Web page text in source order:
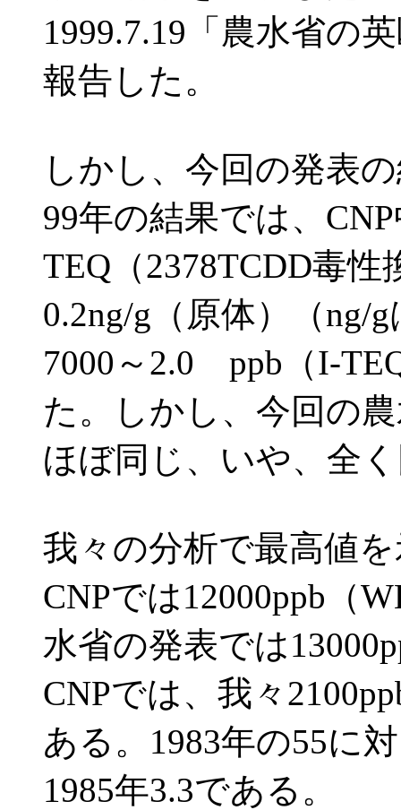
1999.7.19「農水省の
報告した。
しかし、今回の発表
99年の結果では、
TEQ（2378TCDD毒性
0.2ng/g（原体）（ng/
7000～2.0 ppb（I-
た。しかし、今回の
ほぼ同じ、いや、全
我々の分析で最高値
CNPでは12000ppb（
水省の発表では
CNPでは、我々
ある。1983年の55に
1985年3.3である。